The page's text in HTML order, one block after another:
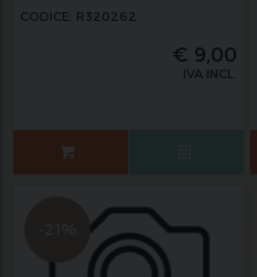
CODICE: R320262
€ 9,00
IVA INCL.